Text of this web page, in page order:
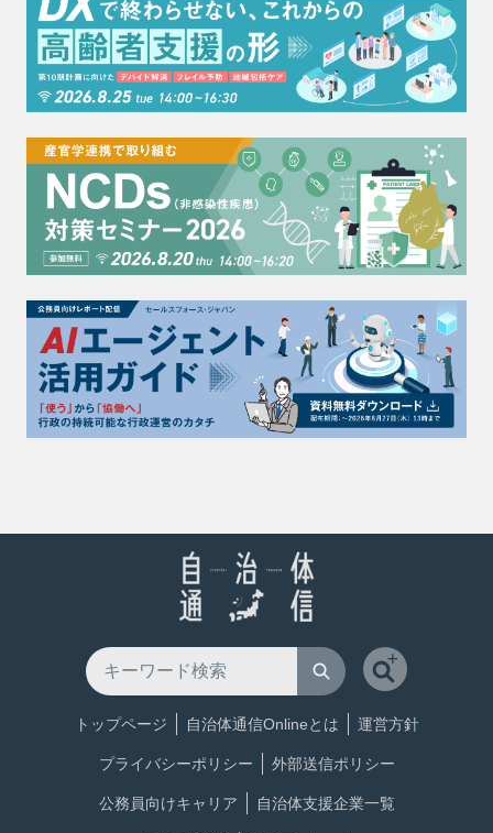
トップページ 自治体通信Onlineとは 運営方針
プライバシーポリシー 外部送信ポリシー
公務員向けキャリア 自治体支援企業一覧